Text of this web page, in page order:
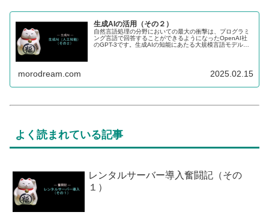
生成AIの活用（その２）
自然言語処理の分野においての最大の衝撃は、プログラミ
ング言語で回答することができるようになったOpenAI社
のGPT-3です。生成AIの知能にあたる大規模言語モデル
morodream.com 2025.02.15
よく読まれている記事
レンタルサーバー導入奮闘記（その
１）